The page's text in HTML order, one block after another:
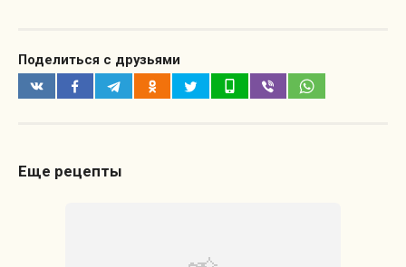
Поделиться с друзьями
Еще рецепты